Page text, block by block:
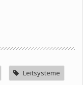
Leitsysteme